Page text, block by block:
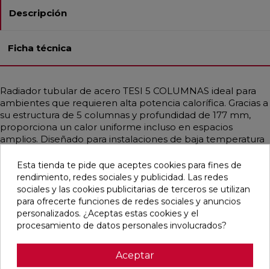
Descripción
Ficha técnica
Radiador tubular de acero TESI 5 COLUMNAS ideal para
ambientes que requieren alta potencia calorífica. Gracias a
su estructura de 5 columnas y profundidad de 177 mm,
proporciona un calor uniforme incluso en espacios
amplios. Diseñado para instalaciones de baja temperatura
Disponible en diferentes medidas, con potencias que
alcanzan hasta 3708 W. Incluye soportes universales del
mismo color, purgador y tapón ciego. Acabado en Blanco
Estándar o personalizable con colores RAL y Acabados
Irsap. Ideal para hogares, oficinas y espacios públicos
gracias a su diseño funcional y elegante.
Esta tienda te pide que aceptes cookies para fines de
rendimiento, redes sociales y publicidad. Las redes
sociales y las cookies publicitarias de terceros se utilizan
para ofrecerte funciones de redes sociales y anuncios
personalizados. ¿Aceptas estas cookies y el
procesamiento de datos personales involucrados?
Aceptar